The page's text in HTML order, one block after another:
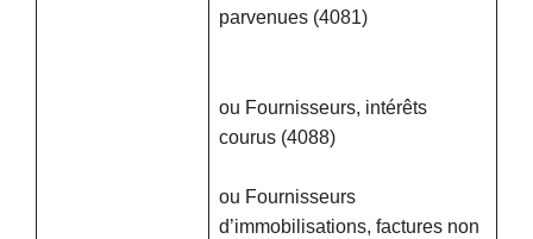
parvenues (4081)
ou Fournisseurs, intérêts
courus (4088)
ou Fournisseurs
d’immobilisations, factures non